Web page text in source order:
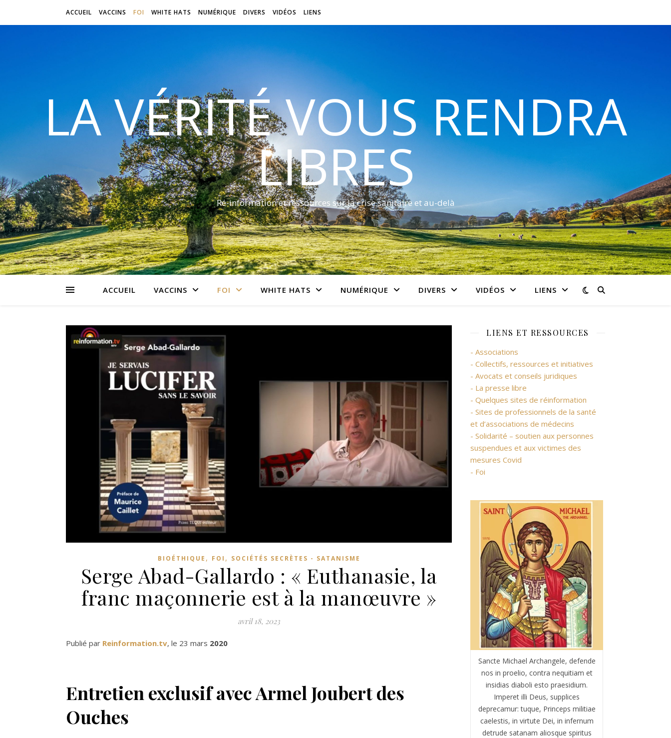
ACCUEIL VACCINS FOI WHITE HATS NUMÉRIQUE DIVERS VIDÉOS LIENS
LA VÉRITÉ VOUS RENDRA
LIBRES
Ré-information et ressources sur la crise sanitaire et au-delà
ACCUEIL VACCINS FOI WHITE HATS NUMÉRIQUE DIVERS VIDÉOS LIENS
BIOÉTHIQUE , FOI , SOCIÉTÉS SECRÈTES - SATANISME
Serge Abad-Gallardo : « Euthanasie, la
franc maçonnerie est à la manœuvre »
avril 18, 2023
Publié par Reinformation.tv, le 23 mars 2020
Entretien exclusif avec Armel Joubert des
Ouches
LIENS ET RESSOURCES
- Associations
- Collectifs, ressources et initiatives
- Avocats et conseils juridiques
- La presse libre
- Quelques sites de réinformation
- Sites de professionnels de la santé
et d’associations de médecins
- Solidarité – soutien aux personnes
suspendues et aux victimes des
mesures Covid
- Foi
Sancte Michael Archangele, defende
nos in proelio, contra nequitiam et
insidias diaboli esto praesidium.
Imperet illi Deus, supplices
deprecamur: tuque, Princeps militiae
caelestis, in virtute Dei, in infernum
detrude satanam aliosque spiritus